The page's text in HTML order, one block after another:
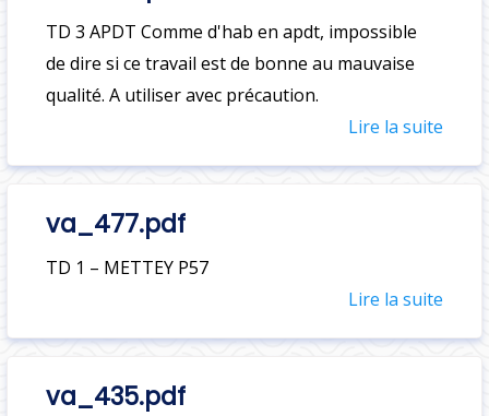
TD 3 APDT Comme d'hab en apdt, impossible
de dire si ce travail est de bonne au mauvaise
qualité. A utiliser avec précaution.
Lire la suite
va_477.pdf
TD 1 – METTEY P57
Lire la suite
va_435.pdf